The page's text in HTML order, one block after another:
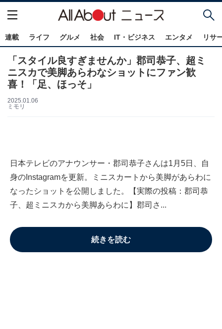
連載 ライフ グルメ 社会 IT・ビジネス エンタメ リサ
「スタイル良すぎませんか」郡司恭子、超ミ
ニスカで美脚あらわなショットにファン歓
喜！「足、ほっそ」
2025.01.06
ミモリ
日本テレビのアナウンサー・郡司恭子さんは1月5日、自
身のInstagramを更新。ミニスカートから美脚があらわに
なったショットを公開しました。【実際の投稿：郡司恭
子、超ミニスカから美脚あらわに】郡司さ...
続きを読む